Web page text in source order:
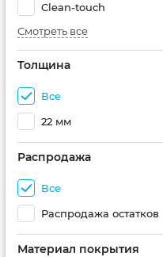
Clean-touch
Смотреть все
Толщина
Все
22 мм
Распродажа
Все
Распродажа остатков
Материал покрытия